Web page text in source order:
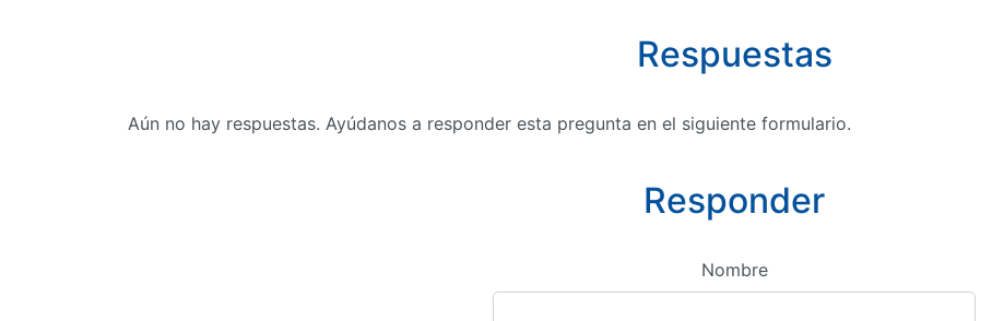
Respuestas
Aún no hay respuestas. Ayúdanos a responder esta pregunta en el siguiente formulario.
Responder
Nombre